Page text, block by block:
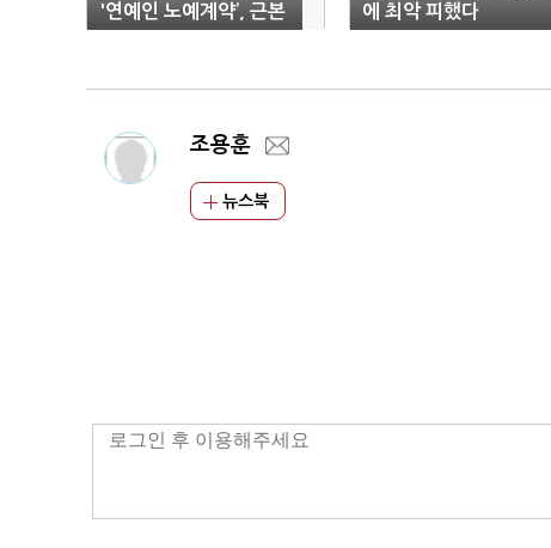
'연예인 노예계약’, 근본
적인 대책이 있을까?
에 최악 피했다
조용훈
뉴스북